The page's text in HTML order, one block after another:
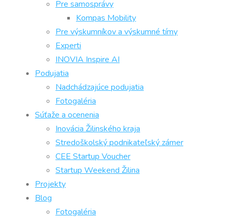
Pre samosprávy
Kompas Mobility
Pre výskumníkov a výskumné tímy
Experti
INOVIA Inspire AI
Podujatia
Nadchádzajúce podujatia
Fotogaléria
Súťaže a ocenenia
Inovácia Žilinského kraja
Stredoškolský podnikateľský zámer
CEE Startup Voucher
Startup Weekend Žilina
Projekty
Blog
Fotogaléria